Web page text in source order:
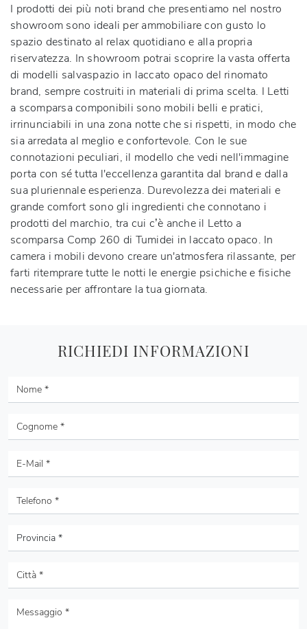
I prodotti dei più noti brand che presentiamo nel nostro
showroom sono ideali per ammobiliare con gusto lo
spazio destinato al relax quotidiano e alla propria
riservatezza. In showroom potrai scoprire la vasta offerta
di modelli salvaspazio in laccato opaco del rinomato
brand, sempre costruiti in materiali di prima scelta. I Letti
a scomparsa componibili sono mobili belli e pratici,
irrinunciabili in una zona notte che si rispetti, in modo che
sia arredata al meglio e confortevole. Con le sue
connotazioni peculiari, il modello che vedi nell'immagine
porta con sé tutta l'eccellenza garantita dal brand e dalla
sua pluriennale esperienza. Durevolezza dei materiali e
grande comfort sono gli ingredienti che connotano i
prodotti del marchio, tra cui c’è anche il Letto a
scomparsa Comp 260 di Tumidei in laccato opaco. In
camera i mobili devono creare un'atmosfera rilassante, per
farti ritemprare tutte le notti le energie psichiche e fisiche
necessarie per affrontare la tua giornata.
RICHIEDI INFORMAZIONI